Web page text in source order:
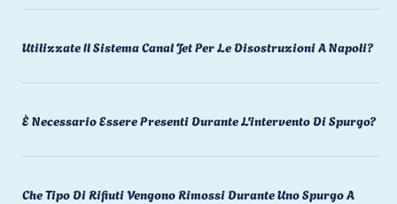
Utilizzate Il Sistema Canal Jet Per Le Disostruzioni A Napoli?
È Necessario Essere Presenti Durante L'intervento Di Spurgo?
Che Tipo Di Rifiuti Vengono Rimossi Durante Uno Spurgo A